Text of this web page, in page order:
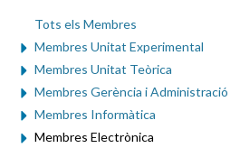
Tots els Membres
Membres Unitat Experimental
Membres Unitat Teòrica
Membres Gerència i Administració
Membres Informàtica
Membres Electrònica